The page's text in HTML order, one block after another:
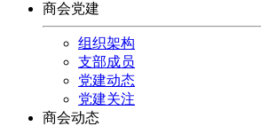
商会党建
组织架构
支部成员
党建动态
党建关注
商会动态